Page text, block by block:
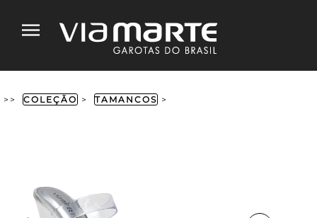
>> COLEÇÃO > TAMANCOS >